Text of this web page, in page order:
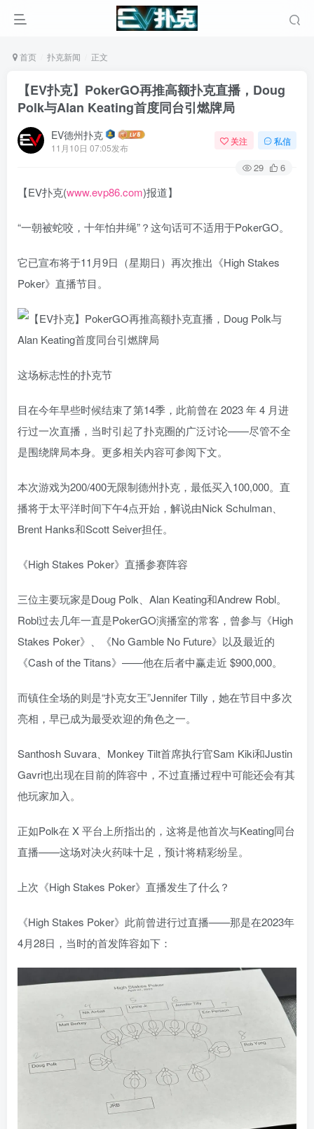
首页 扑克新闻 正文
【EV扑克】PokerGO再推高额扑克直播，Doug
Polk与Alan Keating首度同台引燃牌局
EV德州扑克
11月10日 07:05发布
关注 私信
29 6
【EV扑克(www.evp86.com)报道】
“一朝被蛇咬，十年怕井绳”？这句话可不适用于PokerGO。
它已宣布将于11月9日（星期日）再次推出《High Stakes
Poker》直播节目。
这场标志性的扑克节
目在今年早些时候结束了第14季，此前曾在 2023 年 4 月进
行过一次直播，当时引起了扑克圈的广泛讨论——尽管不全
是围绕牌局本身。更多相关内容可参阅下文。
本次游戏为200/400无限制德州扑克，最低买入100,000。直
播将于太平洋时间下午4点开始，解说由Nick Schulman、
Brent Hanks和Scott Seiver担任。
《High Stakes Poker》直播参赛阵容
三位主要玩家是Doug Polk、Alan Keating和Andrew Robl。
Robl过去几年一直是PokerGO演播室的常客，曾参与《High
Stakes Poker》、《No Gamble No Future》以及最近的
《Cash of the Titans》——他在后者中赢走近 $900,000。
而镇住全场的则是“扑克女王”Jennifer Tilly，她在节目中多次
亮相，早已成为最受欢迎的角色之一。
Santhosh Suvara、Monkey Tilt首席执行官Sam Kiki和Justin
Gavri也出现在目前的阵容中，不过直播过程中可能还会有其
他玩家加入。
正如Polk在 X 平台上所指出的，这将是他首次与Keating同台
直播——这场对决火药味十足，预计将精彩纷呈。
上次《High Stakes Poker》直播发生了什么？
《High Stakes Poker》此前曾进行过直播——那是在2023年
4月28日，当时的首发阵容如下：